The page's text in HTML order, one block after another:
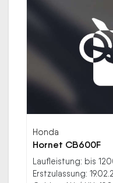
Honda
Hornet CB600F
Laufleistung: bis
Erstzulassung: